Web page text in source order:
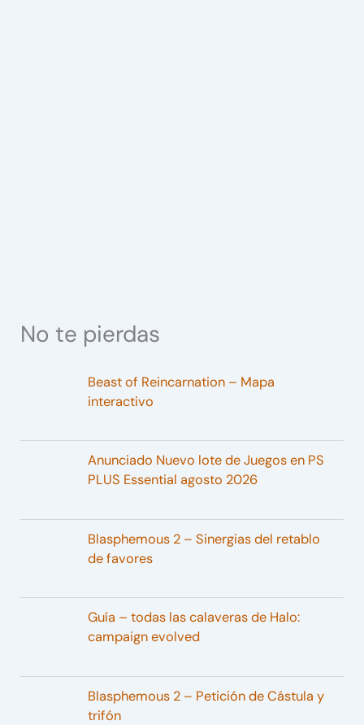
No te pierdas
Beast of Reincarnation – Mapa
interactivo
Anunciado Nuevo lote de Juegos en PS
PLUS Essential agosto 2026
Blasphemous 2 – Sinergias del retablo
de favores
Guía – todas las calaveras de Halo:
campaign evolved
Blasphemous 2 – Petición de Cástula y
trifón